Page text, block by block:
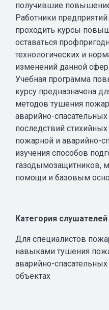
получившие
Работники
проходить курсы
оставаться
технологических и
изменений данной
Учебная программа
курсу предназначена
методов тушения
аварийно-
последствий
пожарной и аварийно-
изучения способов
газодымозащитников,
помощи и базовым
Категория слушателей
Для специалистов
навыками тушения
аварийно-
объектах